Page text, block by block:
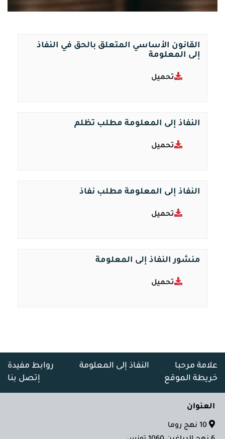
القانون الأساسي المتعلق بالحق في النفاذ
إلى المعلومة
تحميل
النفاذ إلى المعلومة مطلب تظلم
تحميل
النفاذ إلى المعلومة مطلب نفاذ
تحميل
منشور النفاذ إلى المعلومة
تحميل
علامة مرحبا النفاذ إلى المعلومة
روابط مفيدة
خريطة الموقع
إتصل بنا
العنوان